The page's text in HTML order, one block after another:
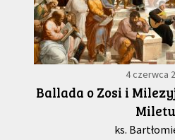
4 czerwca
Ballada o Zosi i
ks.